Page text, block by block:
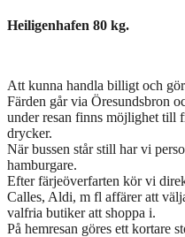
Heiligenhafen 80 kg.
Att kunna handla billigt och
Färden går via Öresundsbron
under resan finns möjlighet till
drycker.
När bussen står still har vi
hamburgare.
Efter färjeöverfarten kör vi
Calles, Aldi, m fl affärer att
valfria butiker att shoppa i.
På hemresan göres ett kortare